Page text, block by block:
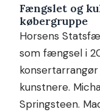
Fængslet og
købergruppe
Horsens
som fængsel i
kunstnere.
Springsteen.